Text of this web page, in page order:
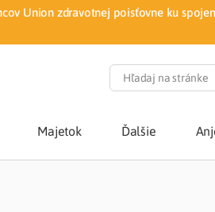
Union zdravotnej poisťovne ku
Majetok Ďalšie